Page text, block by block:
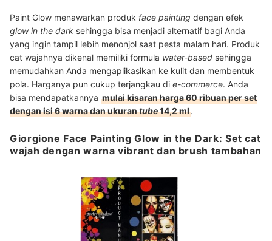
Paint Glow menawarkan produk face painting dengan efek
glow in the dark sehingga bisa menjadi alternatif bagi Anda
yang ingin tampil lebih menonjol saat pesta malam hari. Produk
cat wajahnya dikenal memiliki formula water-based sehingga
memudahkan Anda mengaplikasikan ke kulit dan membentuk
pola. Harganya pun cukup terjangkau di e-commerce. Anda
bisa mendapatkannya mulai kisaran harga 60 ribuan per set
dengan isi 6 warna dan ukurantube14,2 ml.
Giorgione Face Painting Glow in the Dark: Set cat
wajah dengan warna vibrant dan brush tambahan